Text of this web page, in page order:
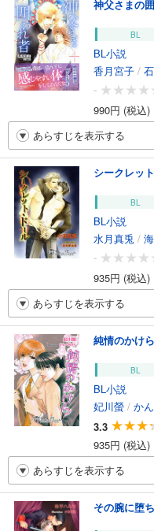
神父さまの
BL
BL小説
香月宮子 /
-
990円 (税込)
あらすじを表示する
シークレッ
BL
BL小説
水月真兎 /
-
935円 (税込)
あらすじを表示する
純情のかけ
BL
BL小説
妃川螢 / か
3.3
935円 (税込)
あらすじを表示する
その腕に堕